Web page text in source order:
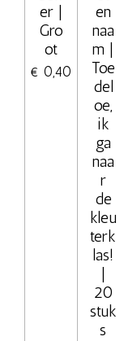
er |
Gro
ot
€ 0,40
en
naa
m |
Toe
del
oe,
ik
ga
naa
r
de
kleu
terk
las!
|
20
stuk
s